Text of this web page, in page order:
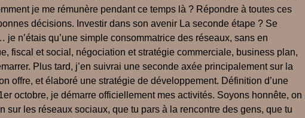
je me rémunère pendant ce temps là ? Répondre à toutes ces
décisions. Investir dans son avenir La seconde étape ? Se
n’étais qu’une simple consommatrice des réseaux, sans en
fiscal et social, négociation et stratégie commerciale, business plan,
Plus tard, j’en suivrai une seconde axée principalement sur la
offre, et élaboré une stratégie de développement. Définition d’une
octobre, je démarre officiellement mes activités. Soyons honnête, on
sur les réseaux sociaux, que tu pars à la rencontre des gens, que tu